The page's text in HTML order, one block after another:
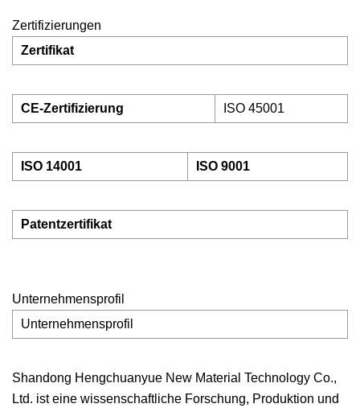
Zertifizierungen
Zertifikat
CE-Zertifizierung ISO 45001
ISO 14001 ISO 9001
Patentzertifikat
Unternehmensprofil
Unternehmensprofil
Shandong Hengchuanyue New Material Technology Co.,
Ltd. ist eine wissenschaftliche Forschung, Produktion und